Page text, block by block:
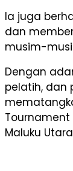
Ia juga
dan
musim-
Dengan
pelatih, dan
Tournament
Maluku